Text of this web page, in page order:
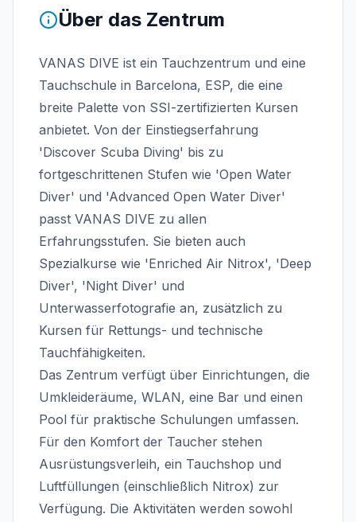
Über das Zentrum
VANAS DIVE ist ein Tauchzentrum und eine
Tauchschule in Barcelona, ESP, die eine
breite Palette von SSI-zertifizierten Kursen
anbietet. Von der Einstiegserfahrung
'Discover Scuba Diving' bis zu
fortgeschrittenen Stufen wie 'Open Water
Diver' und 'Advanced Open Water Diver'
passt VANAS DIVE zu allen
Erfahrungsstufen. Sie bieten auch
Spezialkurse wie 'Enriched Air Nitrox', 'Deep
Diver', 'Night Diver' und
Unterwasserfotografie an, zusätzlich zu
Kursen für Rettungs- und technische
Tauchfähigkeiten.
Das Zentrum verfügt über Einrichtungen, die
Umkleideräume, WLAN, eine Bar und einen
Pool für praktische Schulungen umfassen.
Für den Komfort der Taucher stehen
Ausrüstungsverleih, ein Tauchshop und
Luftfüllungen (einschließlich Nitrox) zur
Verfügung. Die Aktivitäten werden sowohl